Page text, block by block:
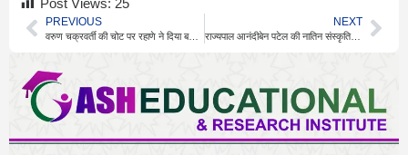
PREVIOUS
वरुण चक्रवर्ती की चोट पर रहाणे ने दिया बड़ा अपडेट
NEXT
राज्यपाल आनंदीबेन पटेल की नातिन संस्कृति पटेल की फिल्म चर्चा में